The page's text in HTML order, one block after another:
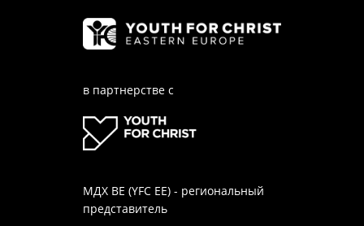
МДХ ВЕ (YFC EE) - региональный
представитель
в партнерстве с